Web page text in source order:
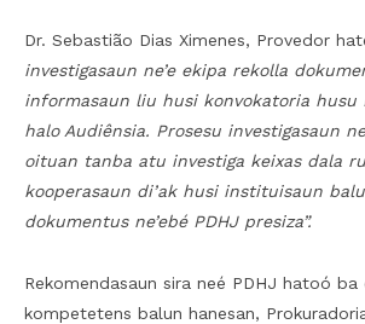
Dr. Sebastião Dias Ximenes, Provedor
investigasaun ne’e ekipa rekolla
informasaun liu husi konvokatoria husu
halo Audiênsia. Prosesu investigasaun
oituan tanba atu investiga keixas dala
kooperasaun di’ak husi instituisaun
dokumentus ne’ebé PDHJ presiza”.
Rekomendasaun sira neé PDHJ hatoó ba
kompetetens balun hanesan,